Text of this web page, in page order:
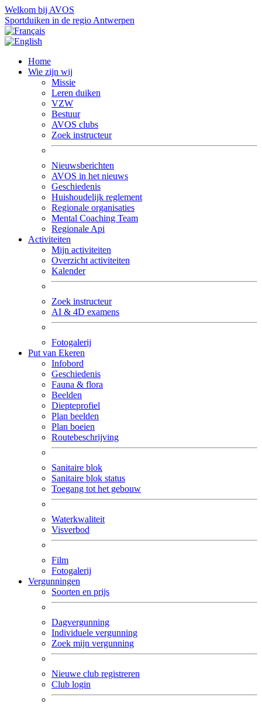
Welkom bij AVOS
Sportduiken in de regio Antwerpen
Home
Wie zijn wij
Missie
Leren duiken
VZW
Bestuur
AVOS clubs
Zoek instructeur
Nieuwsberichten
AVOS in het nieuws
Geschiedenis
Huishoudelijk reglement
Regionale organisaties
Mental Coaching Team
Regionale Api
Activiteiten
Mijn activiteiten
Overzicht activiteiten
Kalender
Zoek instructeur
AI & 4D examens
Fotogalerij
Put van Ekeren
Infobord
Geschiedenis
Fauna & flora
Beelden
Diepteprofiel
Plan beelden
Plan boeien
Routebeschrijving
Sanitaire blok
Sanitaire blok status
Toegang tot het gebouw
Waterkwaliteit
Visverbod
Film
Fotogalerij
Vergunningen
Soorten en prijs
Dagvergunning
Individuele vergunning
Zoek mijn vergunning
Nieuwe club registreren
Club login